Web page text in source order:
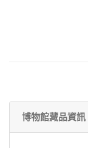
博物館藏品資訊